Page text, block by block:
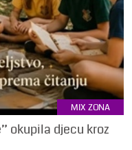
MIX ZONA
okupila djecu kroz